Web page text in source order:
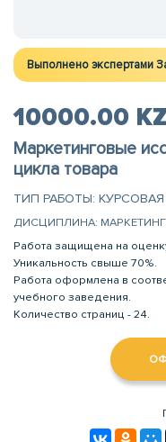
Выполнено экспертами
10000.00
Маркетинговые
цикла товара
ТИП РАБОТЫ: КУРСОВАЯ
ДИСЦИПЛИНА:
Работа защищена на
Уникальность свыше 70%.
Работа оформлена в
учебного заведения.
Количество страниц - 24.